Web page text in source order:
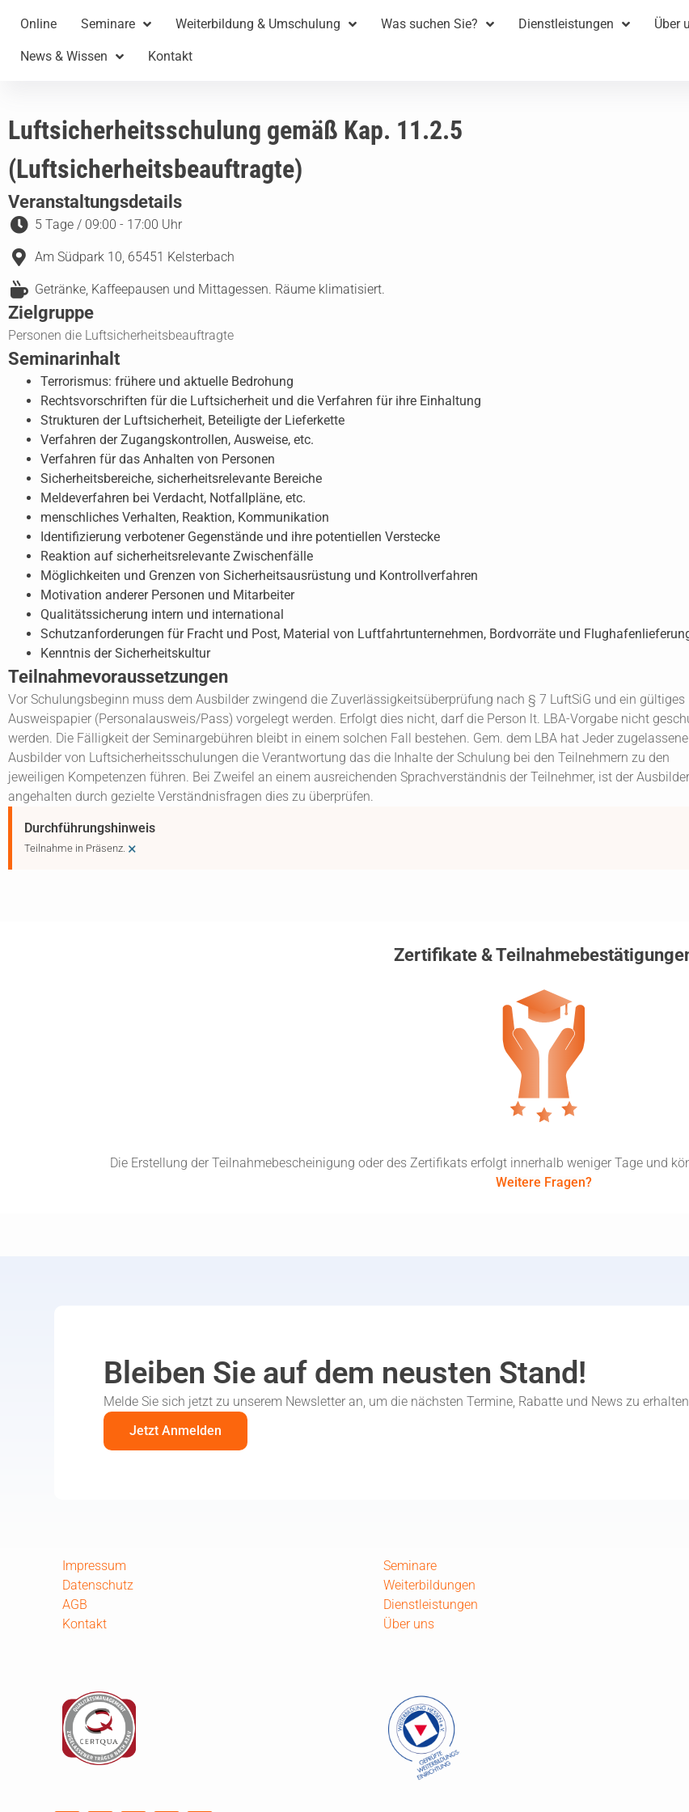
Online Seminare Weiterbildung & Umschulung Was suchen Sie? Dienstleistungen Über
News & Wissen Kontakt
Luftsicherheitsschulung gemäß Kap. 11.2.5
(Luftsicherheitsbeauftragte)
Veranstaltungsdetails
5 Tage / 09:00 - 17:00 Uhr
Am Südpark 10, 65451 Kelsterbach
Getränke, Kaffeepausen und Mittagessen. Räume klimatisiert.
Zielgruppe
Personen die Luftsicherheitsbeauftragte
Seminarinhalt
Terrorismus: frühere und aktuelle Bedrohung
Rechtsvorschriften für die Luftsicherheit und die Verfahren für ihre Einhaltung
Strukturen der Luftsicherheit, Beteiligte der Lieferkette
Verfahren der Zugangskontrollen, Ausweise, etc.
Verfahren für das Anhalten von Personen
Sicherheitsbereiche, sicherheitsrelevante Bereiche
Meldeverfahren bei Verdacht, Notfallpläne, etc.
menschliches Verhalten, Reaktion, Kommunikation
Identifizierung verbotener Gegenstände und ihre potentiellen Verstecke
Reaktion auf sicherheitsrelevante Zwischenfälle
Möglichkeiten und Grenzen von Sicherheitsausrüstung und Kontrollverfahren
Motivation anderer Personen und Mitarbeiter
Qualitätssicherung intern und international
Schutzanforderungen für Fracht und Post, Material von Luftfahrtunternehmen, Bordvorräte und
Kenntnis der Sicherheitskultur
Teilnahmevoraussetzungen
Vor Schulungsbeginn muss dem Ausbilder zwingend die Zuverlässigkeitsüberprüfung nach § 7 LuftSiG und ein gültiges
Ausweispapier (Personalausweis/Pass) vorgelegt werden. Erfolgt dies nicht, darf die Person lt. LBA-Vorgabe nicht
werden. Die Fälligkeit der Seminargebühren bleibt in einem solchen Fall bestehen. Gem. dem LBA hat Jeder zugelassene
Ausbilder von Luftsicherheitsschulungen die Verantwortung das die Inhalte der Schulung bei den Teilnehmern zu den
jeweiligen Kompetenzen führen. Bei Zweifel an einem ausreichenden Sprachverständnis der Teilnehmer, ist der Ausbilder
angehalten durch gezielte Verständnisfragen dies zu überprüfen.
Durchführungshinweis
Teilnahme in Präsenz. ×
Zertifikate &
Die Erstellung der Teilnahmebescheinigung oder des Zertifikats erfolgt innerhalb weniger Tage und
Weitere Fragen?
Bleiben Sie auf dem neusten Stand!
Melde Sie sich jetzt zu unserem Newsletter an, um die nächsten Termine, Rabatte und News zu
Jetzt Anmelden
Impressum
Datenschutz
AGB
Kontakt
Seminare
Weiterbildungen
Dienstleistungen
Über uns